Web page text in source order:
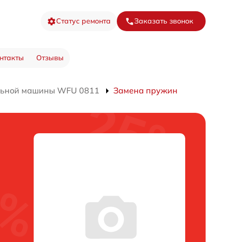
Статус ремонта Заказать звонок
Отзывы
машины WFU 0811 Замена пружин